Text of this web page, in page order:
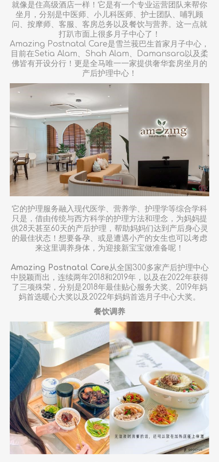
就像是住高级酒店一样！它是有一个专业运营团队来帮你
坐月，分别是中医师、小儿科医师、护士团队、哺乳顾
问、按摩师、客服、客房总务以及餐饮与营养。这一点就
打趴市面上很多月子中心了！
Amazing Postnatal Care是雪兰莪巴生首家月子中心，
目前在Setia Alam、Shah Alam、Damansara以及柔
佛皆有开设分行！更是全马唯一一家提供奢华套房坐月的
产后护理中心！
它的护理服务融入现代医学、营养学、护理学等综合学科
只是，借由传统与西方科学的护理方法和理念，为妈妈提
供28天甚至60天的产后护理，帮助妈妈们达到产后身心灵
的最佳状态！想要备孕、或是遭遇小产的女生也可以考虑
来这里调养身体，为迎接新宝宝做准备呢！
Amazing Postnatal Care从全国300多家产后护理中心
中脱颖而出，连续两年2018和2019年，以及在2022年获得
了三项殊荣，分别是2018年最佳贴心服务大奖、2019年妈
妈首选暖心大奖以及2022年妈妈首选月子中心大奖。
餐饮调养